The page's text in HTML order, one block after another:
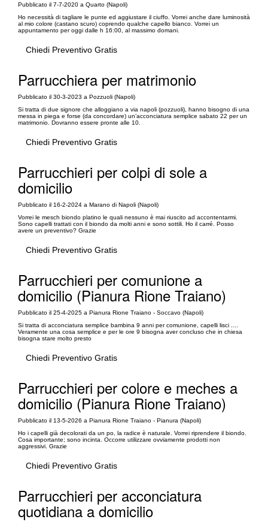
Pubblicato il 7-7-2020 a Quarto (Napoli)
Ho necessità di tagliare le punte ed aggiustare il ciuffo. Vorrei anche dare luminosità
al mio colore (castano scuro) coprendo qualche capello bianco. Vorrei un
appuntamento per oggi dalle h 16:00, al massimo domani.
Chiedi Preventivo Gratis
Parrucchiera per matrimonio
Pubblicato il 30-3-2023 a Pozzuoli (Napoli)
Si tratta di due signore che alloggiano a via napoli (pozzuoli), hanno bisogno di una
messa in piega e forse (da concordare) un’acconciatura semplice sabato 22 per un
matrimonio. Dovranno essere pronte alle 10.
Chiedi Preventivo Gratis
Parrucchieri per colpi di sole a
domicilio
Pubblicato il 16-2-2024 a Marano di Napoli (Napoli)
Vorrei le mesch biondo platino le quali nessuno è mai riuscito ad accontentarmi.
Sono capelli trattati con il biondo da molti anni e sono sottili. Ho il carré. Posso
avere un preventivo? Grazie
Chiedi Preventivo Gratis
Parrucchieri per comunione a
domicilio (Pianura Rione Traiano)
Pubblicato il 25-4-2025 a Pianura Rione Traiano - Soccavo (Napoli)
Si tratta di acconciatura semplice bambina 9 anni per comunione, capelli lisci ....
Veramente una cosa semplice e per le ore 9 bisogna aver concluso che in chiesa
bisogna stare molto presto
Chiedi Preventivo Gratis
Parrucchieri per colore e meches a
domicilio (Pianura Rione Traiano)
Pubblicato il 13-5-2026 a Pianura Rione Traiano - Pianura (Napoli)
Ho i capelli già decolorati da un po, la radice è naturale. Vorrei riprendere il biondo.
Cosa importante; sono incinta. Occorre utilizzare ovviamente prodotti non
aggressivi. Grazie
Chiedi Preventivo Gratis
Parrucchieri per acconciatura
quotidiana a domicilio